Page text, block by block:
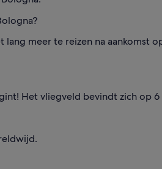
meer te reizen na aankomst
Het vliegveld bevindt zich op